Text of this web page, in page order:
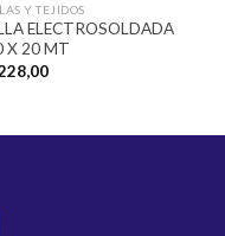
Y TEJIDOS
ELECTROSOLDADA
X 20 MT